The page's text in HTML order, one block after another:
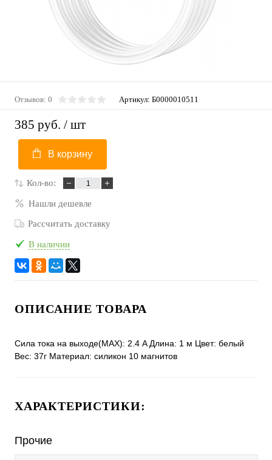
Отзывов: 0 Артикул: Б0000010511
385 руб. / шт
В корзину
Кол-во:
Нашли дешевле
Рассчитать доставку
В наличии
ОПИСАНИЕ ТОВАРА
Сила тока на выходе(MAX): 2.4 A Длина: 1 м Цвет: белый
Вес: 37г Материал: силикон 10 магнитов
ХАРАКТЕРИСТИКИ:
Прочие